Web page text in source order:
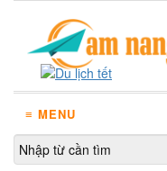
≡ MENU